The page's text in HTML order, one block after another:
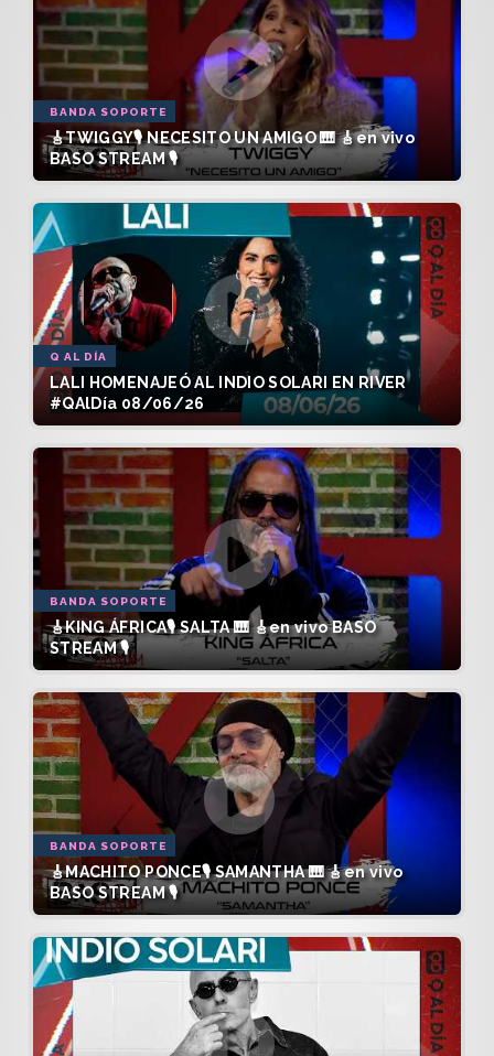
BANDA SOPORTE
🎸TWIGGY🎙️ NECESITO UN AMIGO 🎹 🎸en vivo
BASO STREAM 🎙️
Q AL DÍA
LALI HOMENAJEÓ AL INDIO SOLARI EN RIVER
#QAlDía 08/06/26
BANDA SOPORTE
🎸KING ÁFRICA🎙️ SALTA 🎹 🎸en vivo BASO
STREAM 🎙️
BANDA SOPORTE
🎸MACHITO PONCE🎙️ SAMANTHA 🎹 🎸en vivo
BASO STREAM 🎙️